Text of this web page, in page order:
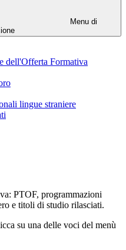
Menu di
dell'Offerta Formativa
lingue straniere
PTOF, programmazioni
e titoli di studio rilasciati.
su una delle voci del menù